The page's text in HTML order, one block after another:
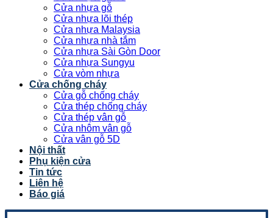
Cửa nhựa gỗ
Cửa nhựa lõi thép
Cửa nhựa Malaysia
Cửa nhựa nhà tắm
Cửa nhựa Sài Gòn Door
Cửa nhựa Sungyu
Cửa vòm nhựa
Cửa chống cháy
Cửa gỗ chống cháy
Cửa thép chống cháy
Cửa thép vân gỗ
Cửa nhôm vân gỗ
Cửa vân gỗ 5D
Nội thất
Phụ kiện cửa
Tin tức
Liên hệ
Báo giá